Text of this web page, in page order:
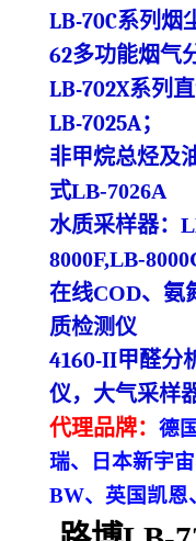
LB-70C系列烟
62多功能烟气
LB-702X系列
LB-7025A；
非甲烷总烃及
式LB-7026A
水质采样器：
8000F,LB-
在线COD、氨
质检测仪
4160-II甲醛分
仪，大气采样
代理品牌： 德
瑞、日本新宇
BW、英国凯恩